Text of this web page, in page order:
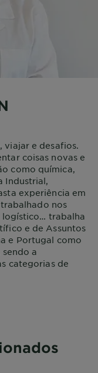
viajar e desafios.
coisas novas e
como química,
Industrial,
experiência em
trabalhado nos
trabalha
e de Assuntos
e Portugal como
a
categorias de